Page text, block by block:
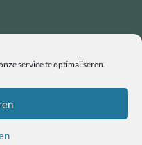
service te optimaliseren.